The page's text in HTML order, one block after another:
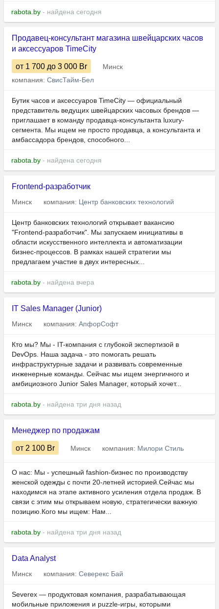
rabota.by - найдена сегодня
Продавец-консультант магазина швейцарских часов
и аксессуаров TimeCity
от 1 700 до 3 000 Br
Минск
компания: СвисТайм-Бел
Бутик часов и аксессуаров TimeCity — официальный
представитель ведущих швейцарских часовых брендов —
приглашает в команду продавца-консультанта luxury-
сегмента. Мы ищем не просто продавца, а консультанта и
амбассадора брендов, способного...
rabota.by - найдена сегодня
Frontend-разработчик
Минск компания: Центр банковских технологий
Центр банковских технологий открывает вакансию
"Frontend-разработчик". Мы запускаем инициативы в
области искусственного интеллекта и автоматизации
бизнес-процессов. В рамках нашей стратегии мы
предлагаем участие в двух интересных...
rabota.by - найдена вчера
IT Sales Manager (Junior)
Минск компания: АпфорСофт
Кто мы? Мы - IT-компания с глубокой экспертизой в
DevOps. Наша задача - это помогать решать
инфраструктурные задачи и развивать современные
инженерные команды. Сейчас мы ищем энергичного и
амбициозного Junior Sales Manager, который хочет...
rabota.by - найдена три дня назад
Менеджер по продажам
от 2 100 Br Минск компания: Милори Стиль
О нас: Мы - успешный fashion-бизнес по производству
женской одежды с почти 20-летней историей.Сейчас мы
находимся на этапе активного усиления отдела продаж. В
связи с этим мы открываем новую, стратегически важную
позицию.Кого мы ищем: Нам...
rabota.by - найдена три дня назад
Data Analyst
Минск компания: Северекс Бай
Severex — продуктовая компания, разрабатывающая
мобильные приложения и puzzle-игры, которыми